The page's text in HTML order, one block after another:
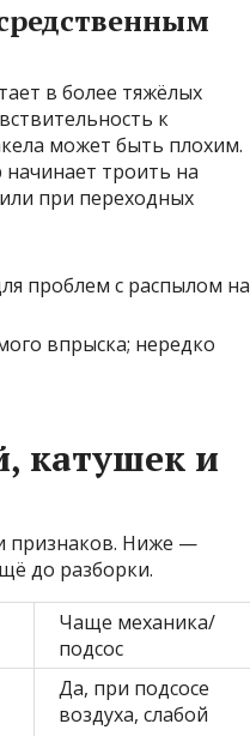
в более тяжёлых
к
может быть плохим.
троить на
при переходных
проблем с распылом на
впрыска; нередко
катушек и
признаков. Ниже —
до разборки.
Чаще механика/
подсос
Да, при подсосе
воздуха, слабой